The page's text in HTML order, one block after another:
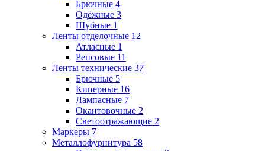
Брючные 4
Одёжные 3
Шубные 1
Ленты отделочные 12
Атласные 1
Репсовые 11
Ленты технические 37
Брючные 5
Киперные 16
Лампасные 7
Окантовочные 2
Светоотражающие 2
Маркеры 7
Металлофурнитура 58